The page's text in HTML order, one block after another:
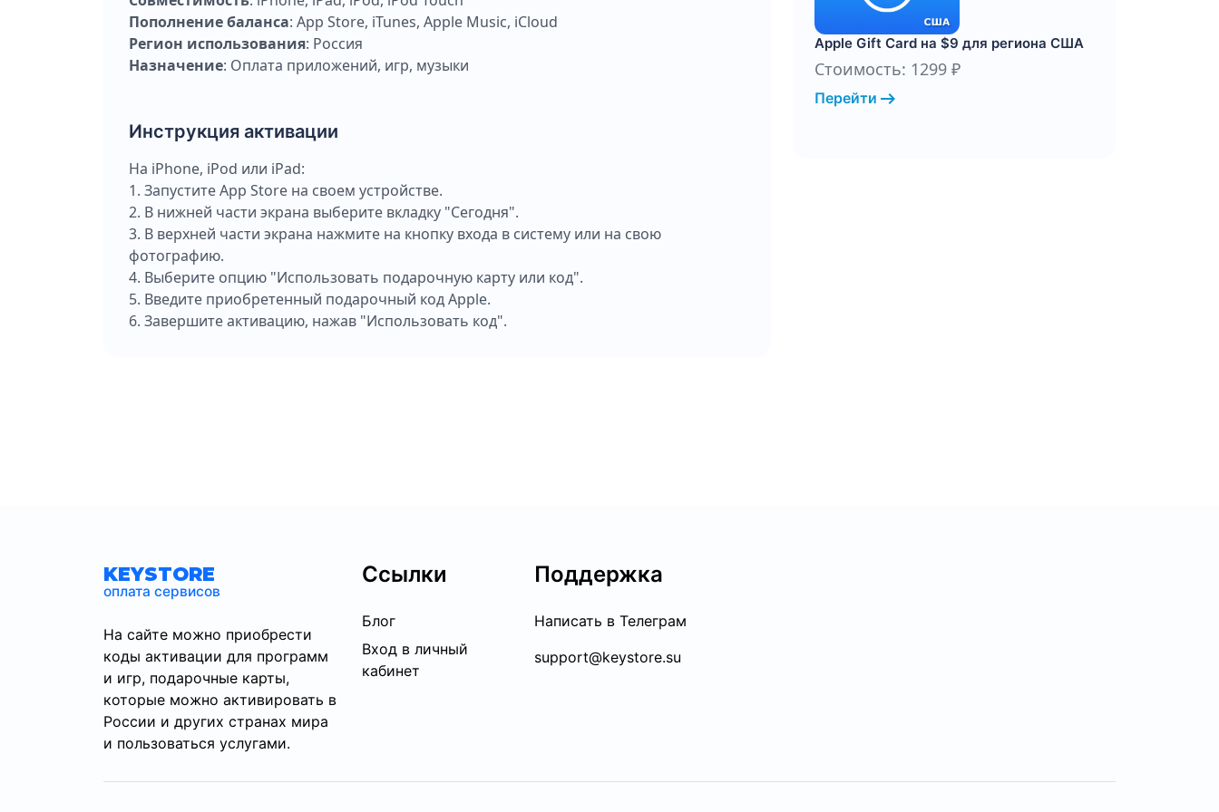
Пополнение баланса: App Store, iTunes, Apple Music, iCloud
Регион использования: Россия
Назначение: Оплата приложений, игр, музыки
Инструкция активации
На iPhone, iPod или iPad:
1. Запустите App Store на своем устройстве.
2. В нижней части экрана выберите вкладку "Сегодня".
3. В верхней части экрана нажмите на кнопку входа в систему или на свою
фотографию.
4. Выберите опцию "Использовать подарочную карту или код".
5. Введите приобретенный подарочный код Apple.
6. Завершите активацию, нажав "Использовать код".
Apple Gift Card на $9 для региона США
Стоимость: 1299 ₽
Перейти arrow_right_alt
KEYSTORE
оплата сервисов
На сайте можно приобрести
коды активации для программ
и игр, подарочные карты,
которые можно активировать в
России и других странах мира
и пользоваться услугами.
Ссылки
Блог
Вход в личный
кабинет
Поддержка
Написать в Телеграм
support@keystore.su